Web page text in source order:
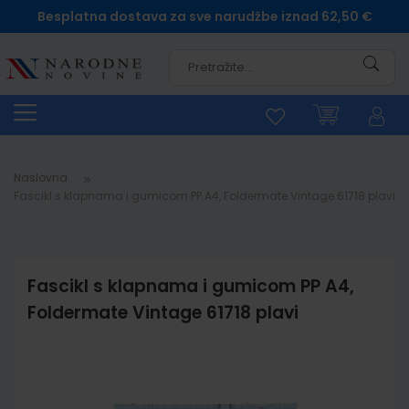
Besplatna dostava za sve narudžbe iznad 62,50 €
Naslovna
Fascikl s klapnama i gumicom PP A4,
Foldermate Vintage 61718 plavi